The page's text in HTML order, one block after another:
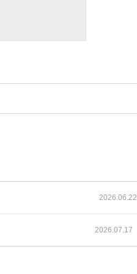
2026.06.22
2026.07.17